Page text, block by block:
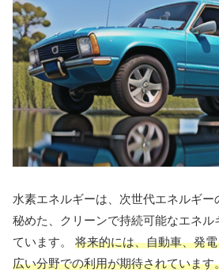
水素エネルギーは、次世代エネルギー
秘めた、クリーンで持続可能なエネ
ています。 将来的には、自動車、発
広い分野での利用が期待されています